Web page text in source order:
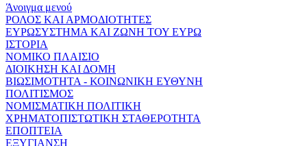
Άνοιγμα μενού
ΡΟΛΟΣ ΚΑΙ ΑΡΜΟΔΙΟΤΗΤΕΣ
ΕΥΡΩΣΥΣΤΗΜΑ ΚΑΙ ΖΩΝΗ ΤΟΥ ΕΥΡΩ
ΙΣΤΟΡΙΑ
ΝΟΜΙΚΟ ΠΛΑΙΣΙΟ
ΔΙΟΙΚΗΣΗ ΚΑΙ ΔΟΜΗ
ΒΙΩΣΙΜΟΤΗΤΑ - ΚΟΙΝΩΝΙΚΗ ΕΥΘΥΝΗ
ΠΟΛΙΤΙΣΜΟΣ
ΝΟΜΙΣΜΑΤΙΚΗ ΠΟΛΙΤΙΚΗ
ΧΡΗΜΑΤΟΠΙΣΤΩΤΙΚΗ ΣΤΑΘΕΡΟΤΗΤΑ
ΕΠΟΠΤΕΙΑ
ΕΞΥΓΙΑΝΣΗ